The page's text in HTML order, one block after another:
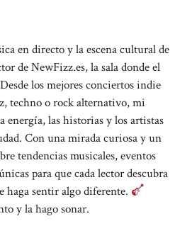
en directo y la escena cultural de
de NewFizz.es, la sala donde el
los mejores conciertos indie
techno o rock alternativo, mi
energía, las historias y los artistas
Con una mirada curiosa y un
tendencias musicales, eventos
para que cada lector descubra
haga sentir algo diferente.
y la hago sonar.